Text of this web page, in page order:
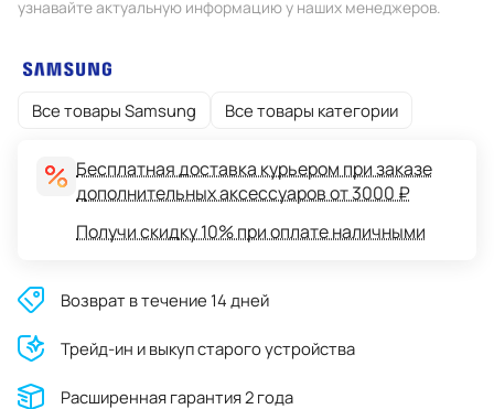
узнавайте актуальную информацию у наших менеджеров.
Все товары Samsung Все товары категории
Бесплатная доставка курьером при заказе
дополнительных аксессуаров от 3000 ₽
Получи скидку 10% при оплате наличными
Возврат в течение 14 дней
Трейд-ин и выкуп старого устройства
Расширенная гарантия 2 года